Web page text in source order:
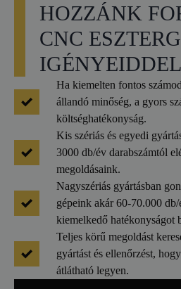
HOZZÁNK
CNC
Ha kiemelten fontos
állandó minőség, a gyors
költséghatékonyság.
Kis szériás és egyedi
3000 db/év darabszámtól
megoldásaink.
Nagyszériás gyártásban
gépeink akár 60-70.000
kiemelkedő hatékonyságot
Teljes körű megoldást
gyártást és ellenőrzést,
átlátható legyen.